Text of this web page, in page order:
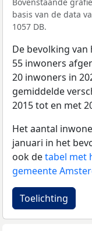
basis van de data
1057 DB.
De bevolking van
55 inwoners
20 inwoners in
gemiddelde
2015 tot en met
Het aantal
januari in het
ook detabel met
gemeente
Toelichting